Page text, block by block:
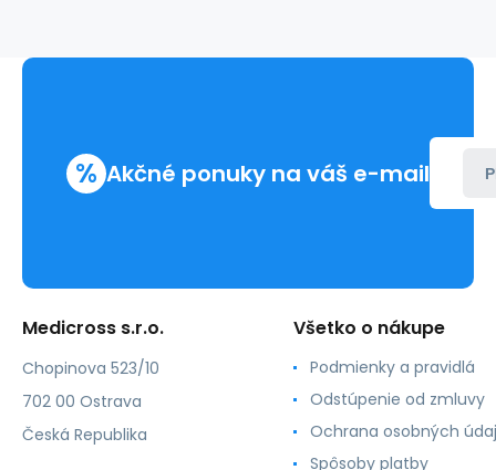
% Akčné ponuky na váš e-mail
Medicross s.r.o.
Chopinova 523/10
702 00 Ostrava
Česká Republika
Všetko o nákupe
Podmienky a pravidlá
Odstúpenie od zmluvy
Ochrana osobných
Spôsoby platby